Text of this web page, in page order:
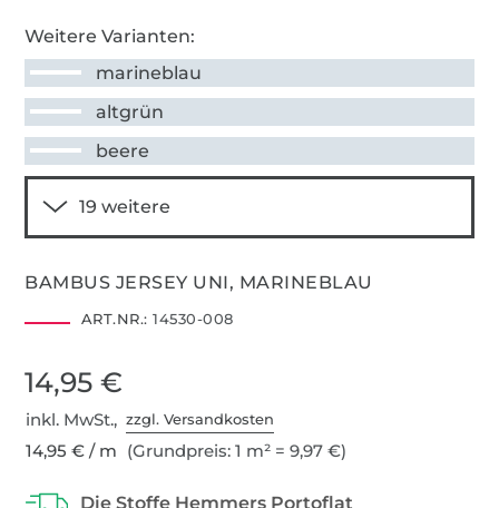
Weitere Varianten:
marineblau
altgrün
beere
BAMBUS JERSEY UNI, MARINEBLAU
ART.NR.: 14530-008
14,95 €
inkl. MwSt.,zzgl. Versandkosten
14,95 € / m (Grundpreis: 1 m² = 9,97 €)